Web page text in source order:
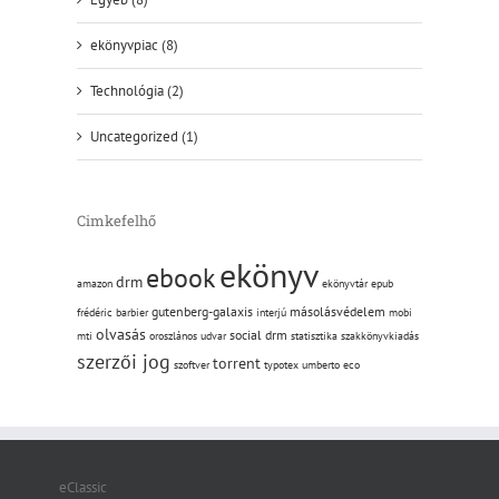
ekönyvpiac (8)
Technológia (2)
Uncategorized (1)
Cimkefelhő
amazon drm ebookekönyv ekönyvtár epub
frédéric barbier gutenberg-galaxis interjú másolásvédelem mobi
mti olvasás oroszlános udvar social drm statisztika szakkönyvkiadás
szerzői jog szoftver torrent typotex umberto eco
eClassic